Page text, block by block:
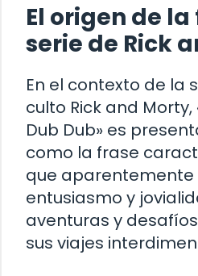
El origen de
serie de Rick
En el contexto de la
culto Rick and
Dub Dub» es
como la frase
que aparentemente
entusiasmo y
aventuras y
sus viajes